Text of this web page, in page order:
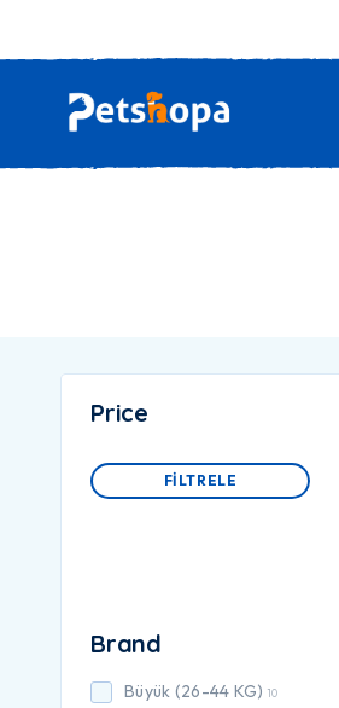
Price
FILTRELE
Brand
Büyük (26-44 KG) 10